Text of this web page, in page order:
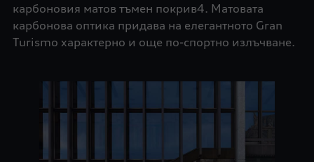
карбоновия матов тъмен покрив4. Матовата
карбонова оптика придава на елегантното Gran
Turismo характерно и още по-спортно излъчване.